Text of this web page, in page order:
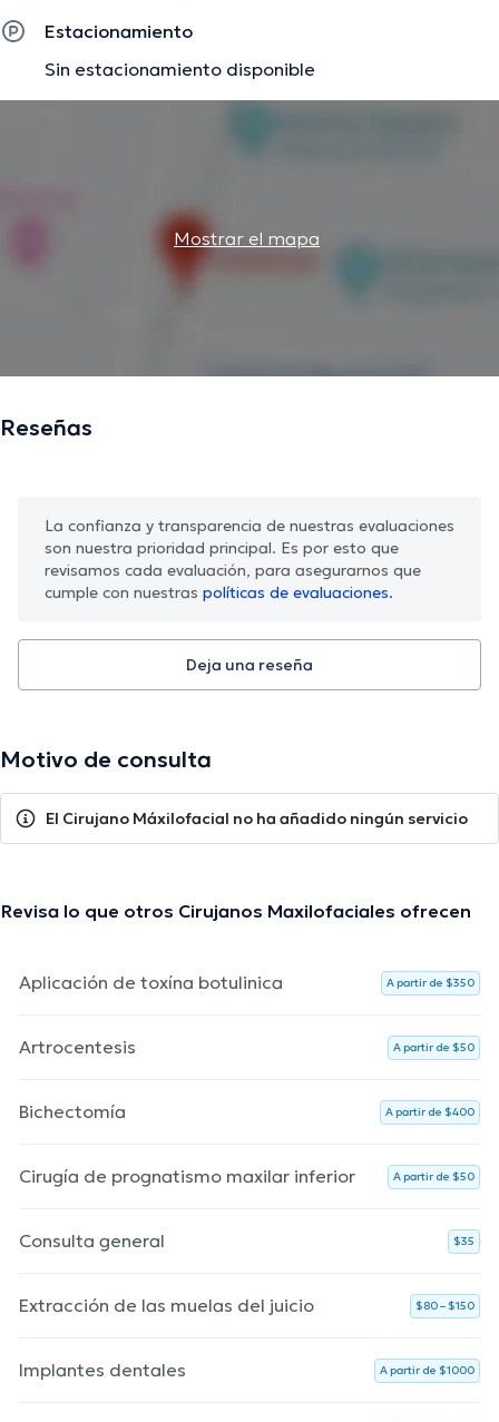
Estacionamiento
Sin estacionamiento disponible
Mostrar el mapa
Reseñas
La confianza y transparencia de nuestras evaluaciones
son nuestra prioridad principal. Es por esto que
revisamos cada evaluación, para asegurarnos que
cumple con nuestras políticas de evaluaciones.
Deja una reseña
Motivo de consulta
El Cirujano Máxilofacial no ha añadido ningún servicio
Revisa lo que otros Cirujanos Maxilofaciales ofrecen
Aplicación de toxína botulinica A partir de $350
Artrocentesis A partir de $50
Bichectomía A partir de $400
Cirugía de prognatismo maxilar inferior A partir de $50
Consulta general $35
Extracción de las muelas del juicio $80 – $150
Implantes dentales A partir de $1000